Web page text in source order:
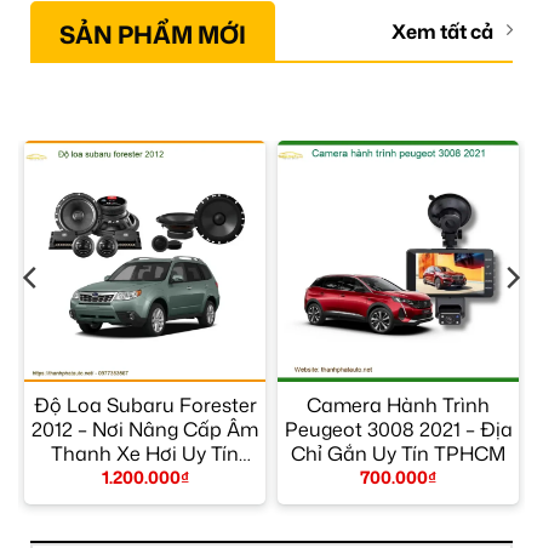
SẢN PHẨM MỚI Xem tất cả
Độ Loa Subaru Forester
2012 – Nơi Nâng Cấp Âm
Thanh Xe Hơi Uy Tín
TPHCM
1.200.000₫
Camera Hành Trình
Peugeot 3008 2021 – Địa
Chỉ Gắn Uy Tín TPHCM
700.000₫